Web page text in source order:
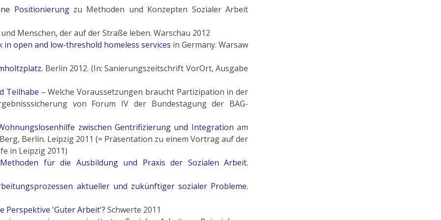
Positionierungzu Methoden und Konzepten Sozialer Arbeit
Menschen, der auf der Straße leben. Warschau 2012
open and low-threshold homeless services in Germany. Warsaw
Berlin 2012. (In: Sanierungszeitschrift VorOrt, Ausgabe
Teilhabe – Welche Voraussetzungen braucht Partizipation in der
von Forum IV der Bundestagung der BAG-
zwischen Gentrifizierung und Integration am
Berlin. Leipzig 2011 (= Präsentation zu einem Vortrag auf der
in Leipzig 2011)
Methoden für die Ausbildungund Praxis der Sozialen Arbeit.
aktueller und zukünftiger sozialer Probleme.
Perspektive 'Guter Arbeit'? Schwerte 2011